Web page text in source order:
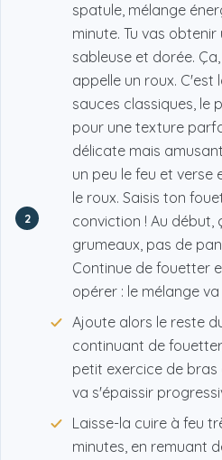
2
spatule, mélange
minute. Tu vas
sableuse et dorée.
appelle un roux. C'est
sauces classiques, le
pour une texture
délicate mais
un peu le feu et verse
le roux. Saisis ton
conviction ! Au début,
grumeaux, pas de
Continue de fouetter
opérer : le mélange
Ajoute alors le reste
continuant de
petit exercice de bras
va s'épaissir
Laisse-la cuire à feu
minutes, en remuant